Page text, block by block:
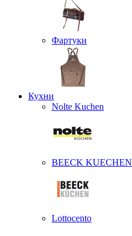
Фартуки
Кухни
Nolte Kuchen
BEECK KUECHEN
Lottocento